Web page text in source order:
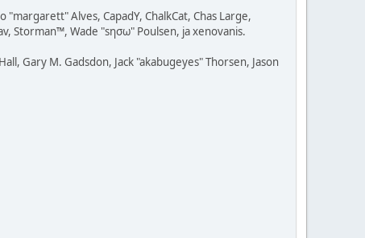
Alves, CapadY, ChalkCat, Chas Large,
Storman™, Wade "sησω" Poulsen, ja xenovanis.
Gary M. Gadsdon, Jack "akabugeyes" Thorsen, Jason